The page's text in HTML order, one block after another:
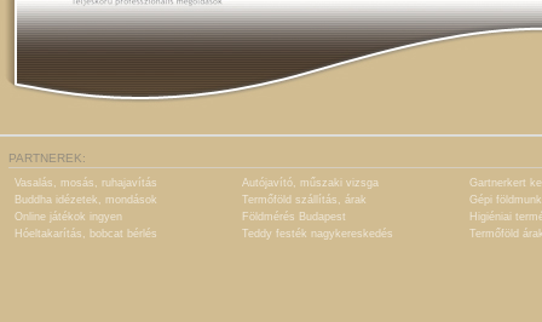
PARTNEREK:
Vasalás, mosás, ruhajavítás Autójavító, műszaki vizsga
Gartnerkert
Buddha idézetek, mondások
Termőföld szállítás, árak
Gépi
Online játékok ingyen
Földmérés Budapest
Higiéniai
Hóeltakarítás, bobcat bérlés
Teddy festék nagykereskedés Termőföld